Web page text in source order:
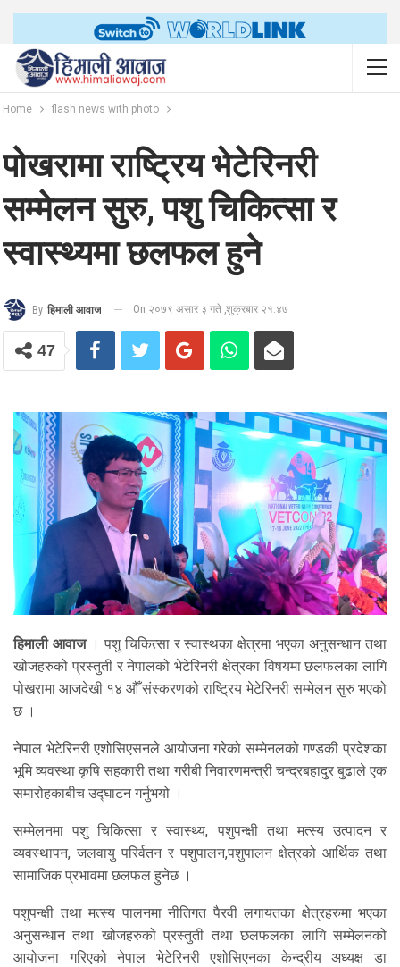
Home flash news with photo
पोखरामा राष्ट्रिय भेटेरिनरी
सम्मेलन सुरु, पशु चिकित्सा र
स्वास्थ्यमा छलफल हुने
By हिमाली आवाज On २०७९ असार ३ गते ,शुक्रबार २१:४७
47
हिमाली आवाज। पशु चिकित्सा र स्वास्थका क्षेत्रमा भएका अनुसन्धान तथा
खोजहरुको प्रस्तुती र नेपालको भेटेरिनरी क्षेत्रका विषयमा छलफलका लागि
पोखरामा आजदेखी १४ औँ संस्करणको राष्ट्रिय भेटेरिनरी सम्मेलन सुरु भएको
छ ।
नेपाल भेटेरिनरी एशोसिएसनले आयोजना गरेको सम्मेनलको गण्डकी प्रदेशका
भूमि व्यवस्था कृषि सहकारी तथा गरीबी निवारणमन्त्री चन्द्रबहादुर बुढाले एक
समारोहकाबीच उद्घाटन गर्नुभयो ।
सम्मेलनमा पशु चिकित्सा र स्वास्थ्य, पशुपन्क्षी तथा मत्स्य उत्पादन र
व्यवस्थापन, जलवायु परिर्वतन र पशुपालन,पशुपालन क्षेत्रको आर्थिक तथा
सामाजिक प्रभावमा छलफल हुनेछ ।
पशुपन्क्षी तथा मत्स्य पालनमा नीतिगत पैरवी लगायतका क्षेत्रहरुमा भएका
अनुसन्धान तथा खोजहरुको प्रस्तुती तथा छलफलका लागि सम्मेलनको
आयोजना गरिएको नेपाल भेटेरिनरी एशोसिएनका केन्द्रीय अध्यक्ष डा